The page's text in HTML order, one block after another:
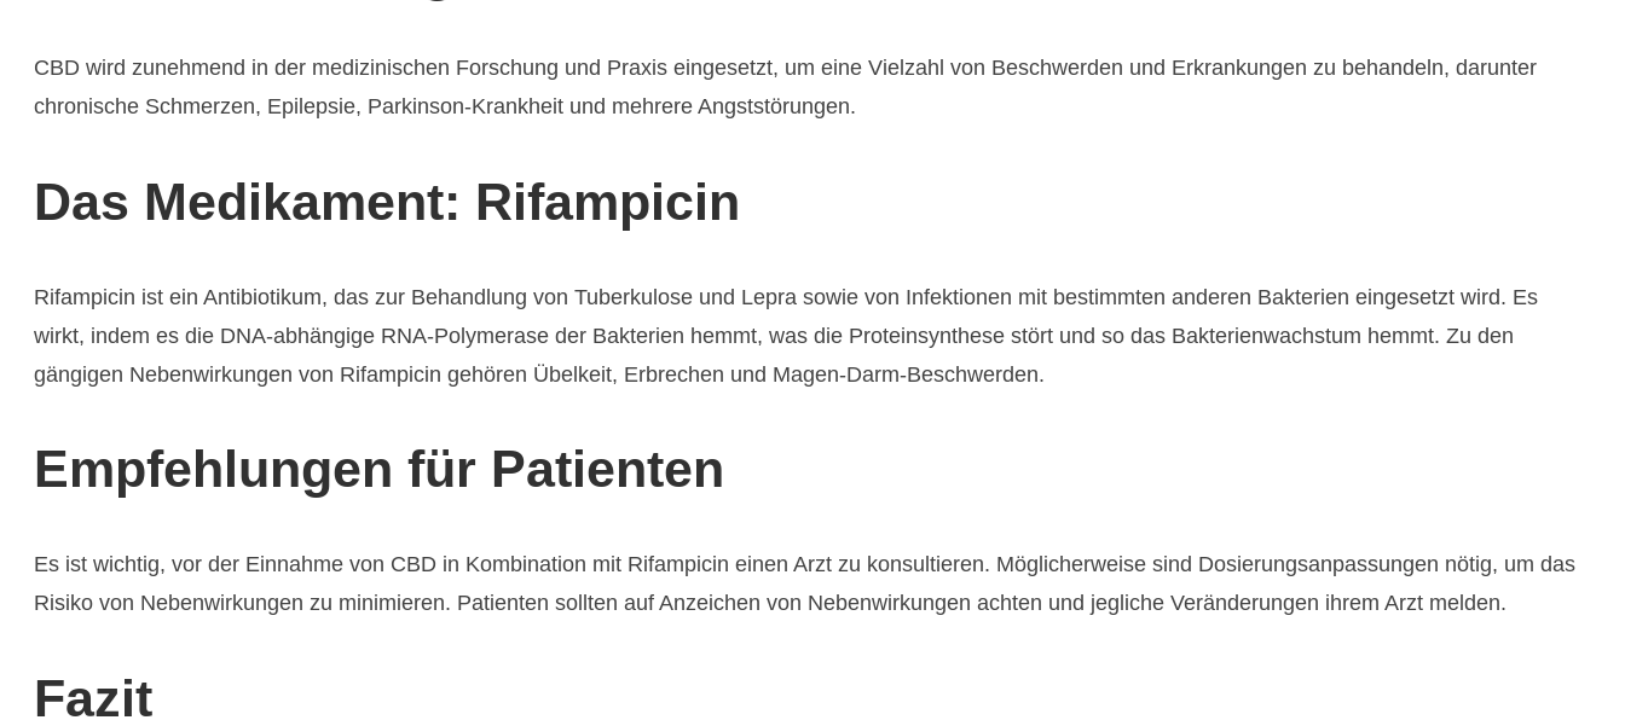
CBD wird zunehmend in der medizinischen Forschung und Praxis eingesetzt, um eine Vielzahl von Beschwerden und Erkrankungen zu behandeln, darunter
chronische Schmerzen, Epilepsie, Parkinson-Krankheit und mehrere Angststörungen.
Das Medikament: Rifampicin
Rifampicin ist ein Antibiotikum, das zur Behandlung von Tuberkulose und Lepra sowie von Infektionen mit bestimmten anderen Bakterien eingesetzt wird. Es
wirkt, indem es die DNA-abhängige RNA-Polymerase der Bakterien hemmt, was die Proteinsynthese stört und so das Bakterienwachstum hemmt. Zu den
gängigen Nebenwirkungen von Rifampicin gehören Übelkeit, Erbrechen und Magen-Darm-Beschwerden.
Empfehlungen für Patienten
Es ist wichtig, vor der Einnahme von CBD in Kombination mit Rifampicin einen Arzt zu konsultieren. Möglicherweise sind Dosierungsanpassungen nötig, um das
Risiko von Nebenwirkungen zu minimieren. Patienten sollten auf Anzeichen von Nebenwirkungen achten und jegliche Veränderungen ihrem Arzt melden.
Fazit